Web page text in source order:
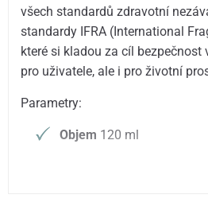
všech standardů zdravotní
standardy IFRA (International
které si kladou za cíl bezpečnost
pro uživatele, ale i pro životní
Parametry:
Objem 120 ml